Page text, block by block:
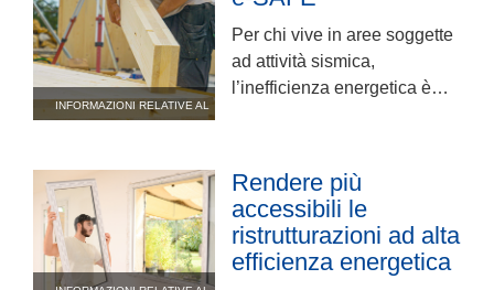
INFORMAZIONI RELATIVE AL
Per chi vive in aree soggette
ad attività sismica,
l’inefficienza energetica è
Rendere più
accessibili le
ristrutturazioni ad alta
efficienza energetica